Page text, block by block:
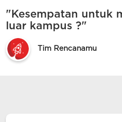
"Kesempatan untuk
luar kampus ?"
Tim Rencanamu